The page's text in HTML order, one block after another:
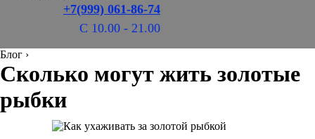
+7(999) 061-86-74
С 10.00 - 21.00
Блог ›
Сколько могут жить золотые
рыбки